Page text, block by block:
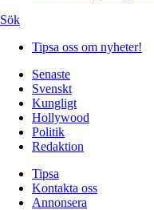
Sök
Tipsa oss om nyheter!
Senaste
Svenskt
Kungligt
Hollywood
Politik
Redaktion
Tipsa
Kontakta oss
Annonsera